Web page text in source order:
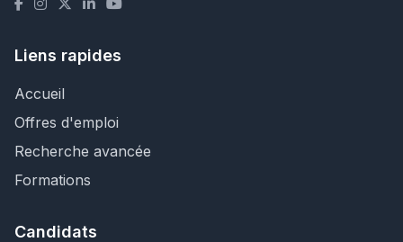
Liens rapides
Accueil
Offres d'emploi
Recherche avancée
Formations
Candidats